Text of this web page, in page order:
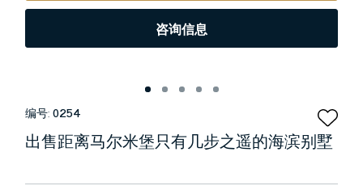
咨询信息
编号:0254
出售距离马尔米堡只有几步之遥的海滨别墅